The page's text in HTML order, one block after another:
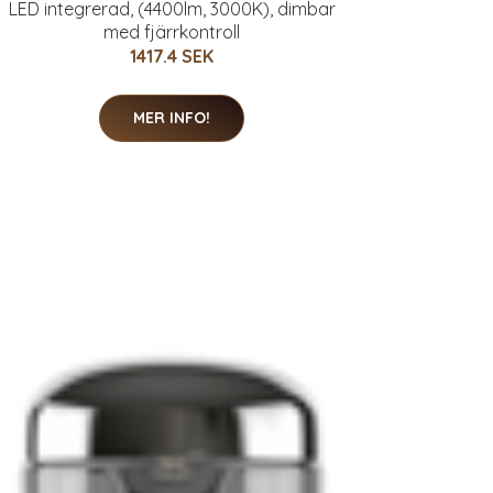
LED integrerad, (4400lm, 3000K), dimbar
med fjärrkontroll
1417.4 SEK
MER INFO!